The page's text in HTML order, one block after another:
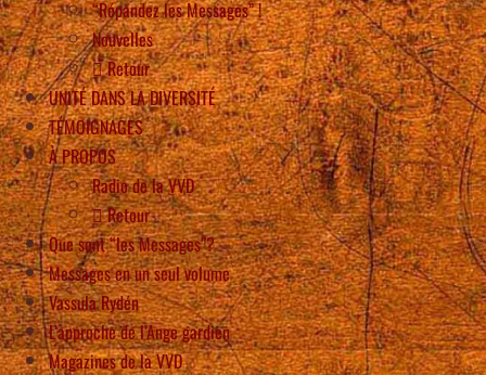
“Répandez les Messages” !
Nouvelles
Retour
UNITÉ DANS LA DIVERSITÉ
TÉMOIGNAGES
À PROPOS
Radio de la VVD
Retour
Que sont “les Messages”?
Messages en un seul volume
Vassula Rydén
L’approche de l’Ange gardien
Magazines de la VVD